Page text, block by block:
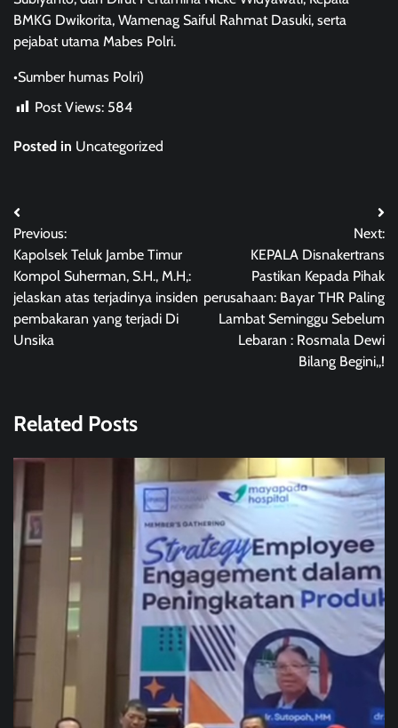
BMKG Dwikorita, Wamenag Saiful Rahmat Dasuki, serta
pejabat utama Mabes Polri.
•Sumber humas Polri)
Post Views: 584
Posted in Uncategorized
Post
navigation
Previous:
Kapolsek Teluk Jambe Timur
Kompol Suherman, S.H., M.H,:
jelaskan atas terjadinya insiden
pembakaran yang terjadi Di
Unsika
Next:
KEPALA Disnakertrans
Pastikan Kepada Pihak
perusahaan: Bayar THR Paling
Lambat Seminggu Sebelum
Lebaran : Rosmala Dewi
Bilang Begini,,!
Related Posts